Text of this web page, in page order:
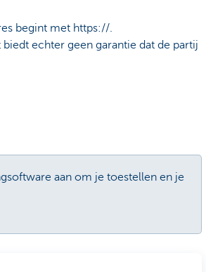
begint met https://.
biedt echter geen garantie dat de partij
aan om je toestellen en je